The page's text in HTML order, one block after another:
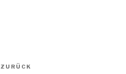
Beitragsnavigation
Vorheriger
ZURÜCK